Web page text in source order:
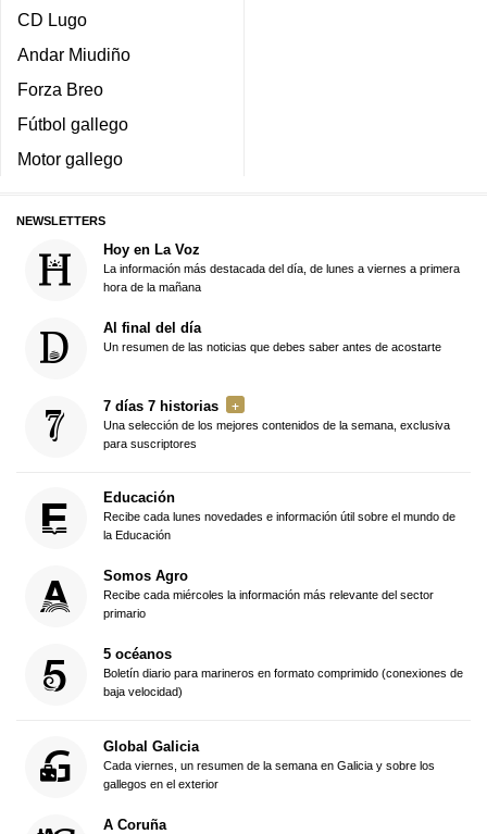
CD Lugo
Andar Miudiño
Forza Breo
Fútbol gallego
Motor gallego
NEWSLETTERS
Hoy en La Voz
La información más destacada del día, de lunes a viernes a primera
hora de la mañana
Al final del día
Un resumen de las noticias que debes saber antes de acostarte
7 días 7 historias
Una selección de los mejores contenidos de la semana, exclusiva
para suscriptores
Educación
Recibe cada lunes novedades e información útil sobre el mundo de
la Educación
Somos Agro
Recibe cada miércoles la información más relevante del sector
primario
5 océanos
Boletín diario para marineros en formato comprimido (conexiones de
baja velocidad)
Global Galicia
Cada viernes, un resumen de la semana en Galicia y sobre los
gallegos en el exterior
A Coruña